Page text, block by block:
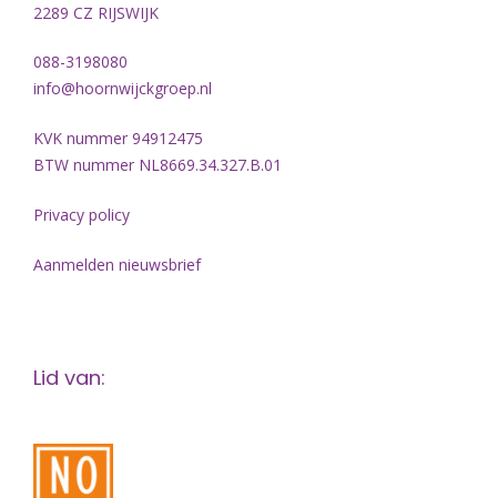
2289 CZ RIJSWIJK
088-3198080
info@hoornwijckgroep.nl
KVK nummer 94912475
BTW nummer NL8669.34.327.B.01
Privacy policy
Aanmelden nieuwsbrief
Lid van: